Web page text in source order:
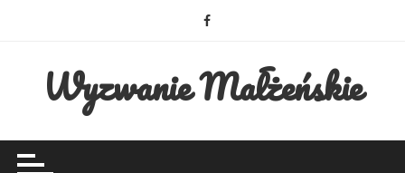
Wyzwanie Małżeńskie